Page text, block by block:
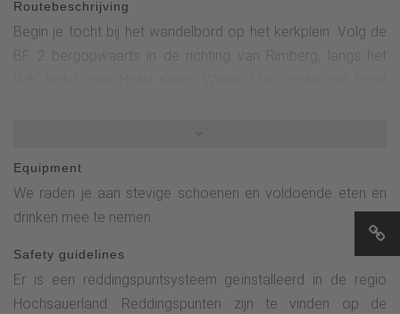
Routebeschrijving
Begin je tocht bij het wandelbord op het kerkplein. Volg de
BF 2 bergopwaarts in de richting van Rimberg, langs het
wandelbord "Zugangsweg zum Sauerland Höhenflug" (witte
H op een zwarte achtergrond) naar het Schützenkreuz.Ga
vanaf daar rechtdoor, volg de omleiding van de Höhenflug
en BF 4 in de richting van Bad Fredeburg. Op het kruispunt
bij het Altes Forsthaus slaat u Die Linke af en volgt u de BF4
bergafwaarts terug naar het kerkplein.
Equipment
We raden je aan stevige schoenen en voldoende eten en
drinken mee te nemen.
Safety guidelines
Er is een reddingspuntsysteem geïnstalleerd in de regio
Hochsauerland. Reddingspunten zijn te vinden op de